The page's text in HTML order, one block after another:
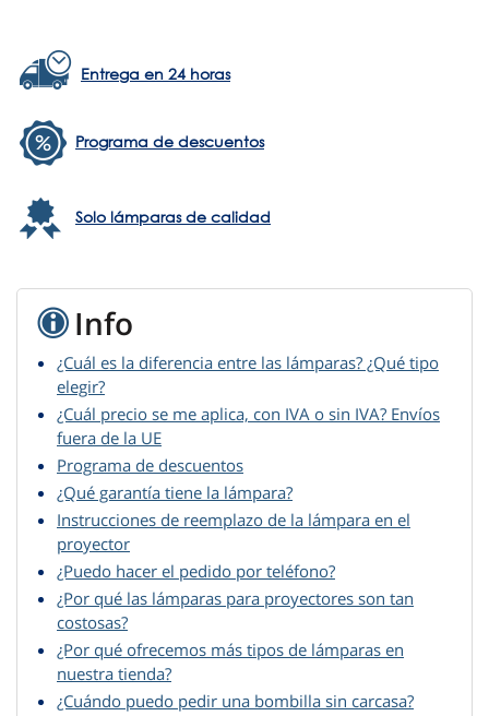
Entrega en 24 horas
Programa de descuentos
Solo lámparas de calidad
Info
¿Cuál es la diferencia entre las lámparas? ¿Qué tipo
elegir?
¿Cuál precio se me aplica, con IVA o sin IVA? Envíos
fuera de la UE
Programa de descuentos
¿Qué garantía tiene la lámpara?
Instrucciones de reemplazo de la lámpara en el
proyector
¿Puedo hacer el pedido por teléfono?
¿Por qué las lámparas para proyectores son tan
costosas?
¿Por qué ofrecemos más tipos de lámparas en
nuestra tienda?
¿Cuándo puedo pedir una bombilla sin carcasa?